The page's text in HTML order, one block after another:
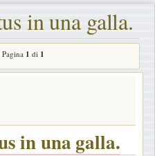
in una galla.
Pagina 1 di 1
in una galla.